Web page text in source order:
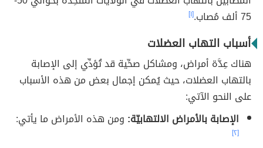
75 ألف مُصاب.
[١]
أسباب التهاب العضلات
هناك عِدَّة أمراض، ومشاكل صحِّية قد تُؤدِّي إلى الإصابة
بالتهاب العضلات، حيث يُمكن إجمال بعض من هذه الأسباب
على النحو الآتي:
الإصابة بالأمراض الالتهابيّة: ومن هذه الأمراض ما يأتي:
[٢]